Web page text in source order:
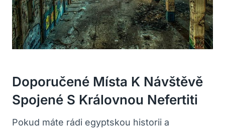
Doporučené Místa K Návštěvě
Spojené S Královnou Nefertiti
Pokud máte rádi egyptskou historii a